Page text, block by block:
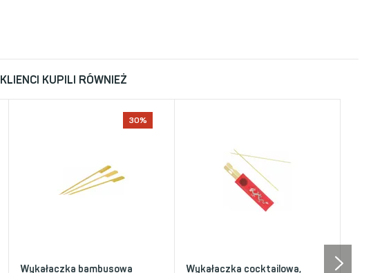
KLIENCI KUPILI RÓWNIEŻ
30%
Wykałaczka bambusowa
Wykałaczka cocktailowa,